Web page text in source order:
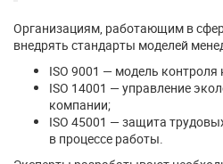
Организациям, работающим в
внедрять стандарты моделей
ISO 9001 — модель контроля
ISO 14001 — управление
компании;
ISO 45001 — защита
в процессе работы.